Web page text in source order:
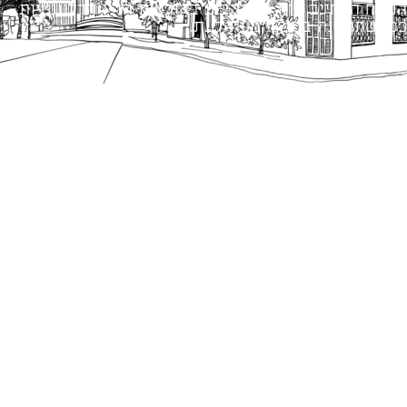
הנוסח המחייב הוא זה הקבוע בהוראות הדין הרלוונטיות
כפי שתהיינה בתוקף מעת לעת.